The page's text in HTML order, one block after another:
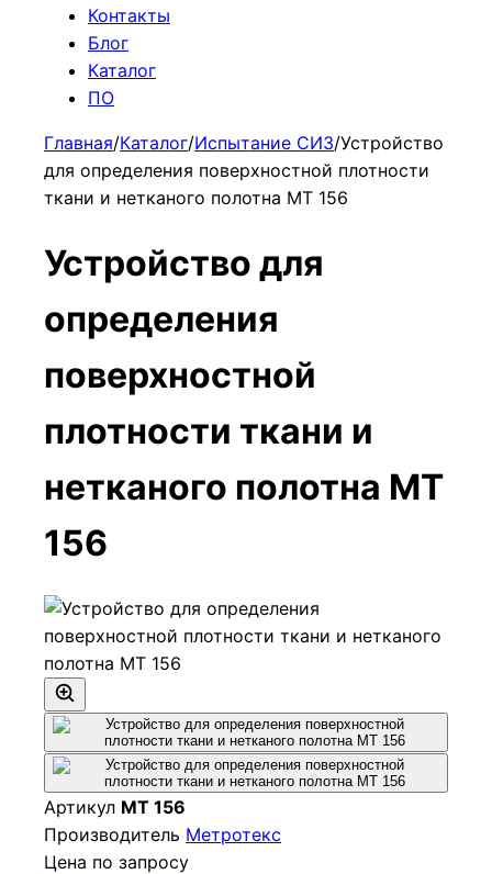
Контакты
Блог
Каталог
ПО
Главная/Каталог/Испытание СИЗ/Устройство
для определения поверхностной плотности
ткани и нетканого полотна МТ 156
Устройство для
определения
поверхностной
плотности ткани и
нетканого полотна МТ
156
Артикул МТ 156
Производитель Метротекс
Цена по запросу